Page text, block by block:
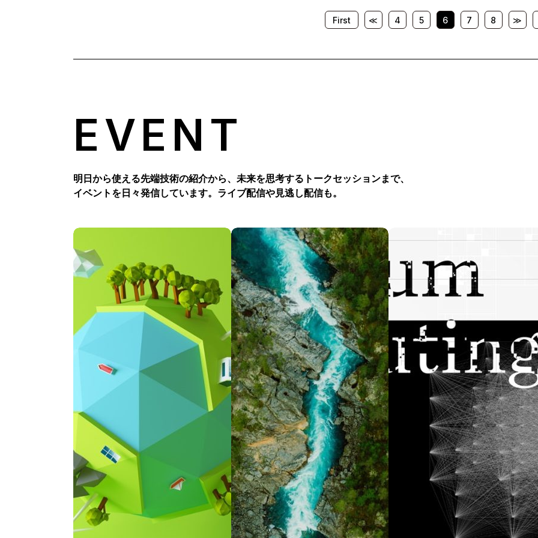
First ≪ 4 5 6 7 8 ≫
EVENT
明日から使える先端技術の紹介から、未来を思考するトークセッションまで、
イベントを日々発信しています。ライブ配信や見逃し配信も。